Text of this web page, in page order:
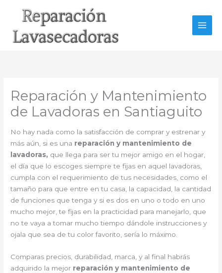
Reparación y Mantenimiento
de Lavadoras en Santiaguito
No hay nada como la satisfacción de comprar y estrenar y
más aún, si es una reparación y mantenimiento de
lavadoras, que llega para ser tu mejor amigo en el hogar,
el día que lo escoges siempre te fijas en aquel lavadoras,
cumpla con el requerimiento de tus necesidades, como el
tamaño para que entre en tu casa, la capacidad, la cantidad
de funciones que tenga y si es dos en uno o todo en uno
mucho mejor, te fijas en la practicidad para manejarlo, que
no te vaya a tomar mucho tiempo dándole instrucciones y
ojala que sea de tu color favorito, sería lo máximo.
Comparas precios, durabilidad, marca, y al final habrás
adquirido la mejor reparación y mantenimiento de